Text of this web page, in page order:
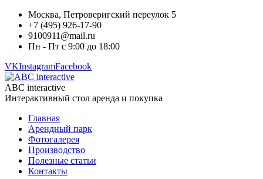
Москва, Петроверигский переулок 5
+7 (495) 926-17-90
9100911@mail.ru
Пн - Пт с 9:00 до 18:00
VKInstagramFacebook
ABC interactive
Интерактивный стол аренда и покупка
Главная
Арендный парк
Фотогалерея
Производство
Полезные статьи
Контакты